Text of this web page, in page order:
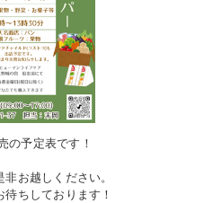
の予定表です！
お越しください。
ちしております！